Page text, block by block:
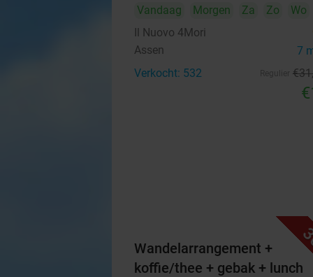
Vandaag Morgen Za Zo
Wo
Il Nuovo 4Mori
Assen 7
Verkocht: 532 €31
Wandelarrangement +
koffie/thee + gebak + lunch